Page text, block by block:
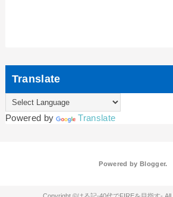
Translate
Powered by Translate
Powered by Blogger.